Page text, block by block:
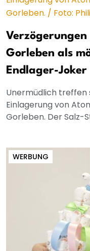
Verzögerungen
Gorleben als
Endlager-Joker
Unermüdlich treffen
Einlagerung von
Gorleben. Der Salz-
WERBUNG